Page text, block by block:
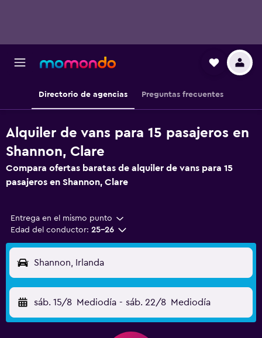
Directorio de agencias Preguntas frecuentes
Alquiler de vans para 15 pasajeros en
Shannon, Clare
Compara ofertas baratas de alquiler de vans para 15
pasajeros en Shannon, Clare
Entrega en el mismo punto
Edad del conductor: 25-26
Shannon, Irlanda
sáb. 15/8 Mediodía - sáb. 22/8 Mediodía